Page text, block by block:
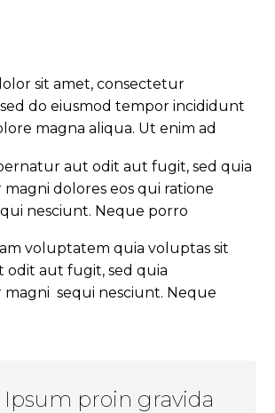
sit amet, consectetur
do eiusmod tempor incididunt
magna aliqua. Ut enim ad
aut odit aut fugit, sed quia
dolores eos qui ratione
nesciunt. Neque porro
voluptatem quia voluptas sit
odit aut fugit, sed quia
sequi nesciunt. Neque
proin gravida